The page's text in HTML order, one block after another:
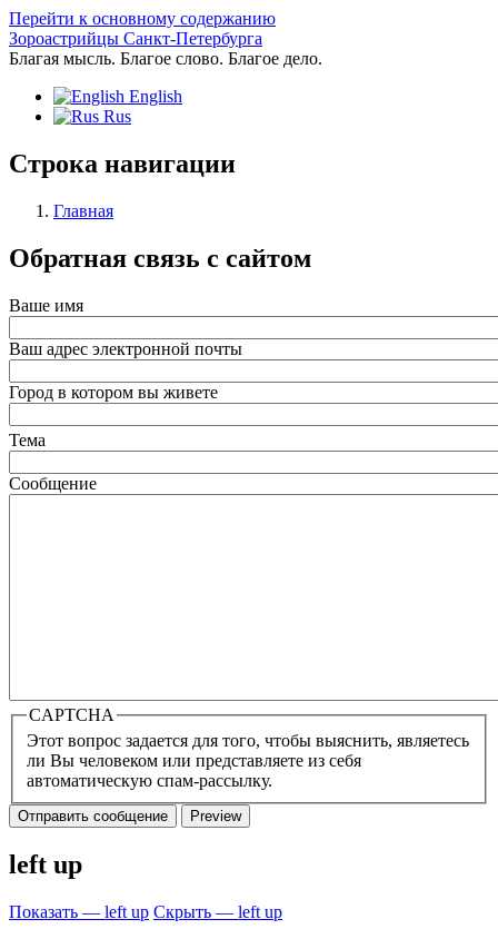
Перейти к основному содержанию
Зороастрийцы Санкт-Петербурга
Благая мысль. Благое слово. Благое дело.
English
Rus
Строка навигации
Главная
Обратная связь с сайтом
Ваше имя
Ваш адрес электронной почты
Город в котором вы живете
Тема
Сообщение
CAPTCHA
Этот вопрос задается для того, чтобы выяснить, являетесь
ли Вы человеком или представляете из себя
автоматическую спам-рассылку.
left up
Показать — left up Скрыть — left up